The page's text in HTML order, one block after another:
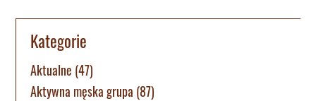
Kategorie
Aktualne (47)
Aktywna męska grupa (87)